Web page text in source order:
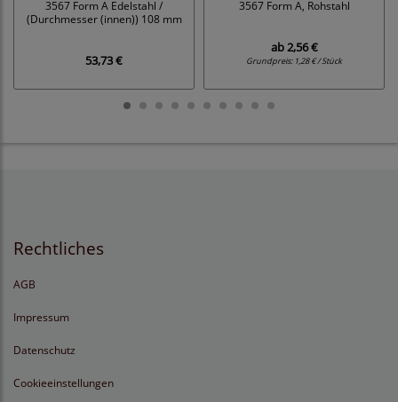
3567 Form A Edelstahl /
(Durchmesser (innen)) 108 mm
53,73 €
3567 Form A, Rohstahl
ab2,56 €
Grundpreis: 1,28 € / Stück
Rechtliches
AGB
Impressum
Datenschutz
Cookieeinstellungen